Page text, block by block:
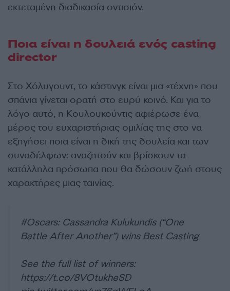
εκτεταμένη διαδικασία οντισιόν.
Ποια είναι η δουλειά ενός casting
director
Στο Χόλυγουντ, το κάστινγκ είναι μια «τέχνη» που
σπάνια γίνεται ορατή στο ευρύ κοινό. Και για το
λόγο αυτό, η Κουλουκούντις αφιέρωσε ένα
μέρος του ευχαριστήριας ομιλίας της στο να
εξηγήσει ποια είναι η δική της δουλεία και των
συναδέλφων: αναζητούν και βρίσκουν τα
κατάλληλα πρόσωπα που θα δώσουν ζωή στους
χαρακτήρες μιας ταινίας.
#Oscars: Cassandra Kulukundis (“One
Battle After Another”) wins Best Casting
See the full list of winners:
https://t.co/8VOtukheSD